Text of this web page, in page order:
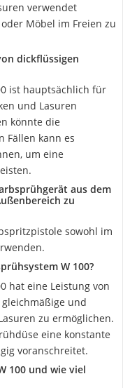
verwendet
Möbel im Freien zu
dickflüssigen
ist hauptsächlich für
und Lasuren
könnte die
Fällen kann es
um eine
aus dem
zu
sowohl im
W 100?
hat eine Leistung von
und
zu ermöglichen.
eine konstante
voranschreitet.
100 und wie viel